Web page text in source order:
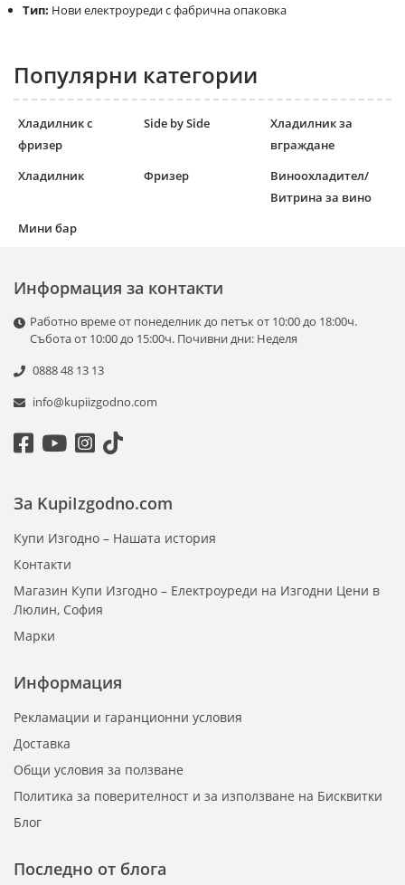
Тип: Нови електроуреди с фабрична опаковка
Популярни категории
Хладилник с
фризер
Side by Side
Хладилник за
вграждане
Хладилник
Фризер
Виноохладител/
Витрина за вино
Мини бар
Информация за контакти
Работно време от понеделник до петък от 10:00 до 18:00ч.
Събота от 10:00 до 15:00ч. Почивни дни: Неделя
0888 48 13 13
info@kupiizgodno.com
Информация
Рекламации и гаранционни условия
Доставка
Общи условия за ползване
Политика за поверителност и за използване на Бисквитки
Блог
За KupiIzgodno.com
Купи Изгодно – Нашата история
Контакти
Магазин Купи Изгодно – Електроуреди на Изгодни Цени в
Люлин, София
Марки
Последно от блога